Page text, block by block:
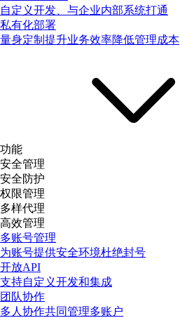
自定义开发、与企业内部系统打通
私有化部署
量身定制提升业务效率降低管理成本
功能
安全管理
安全防护
权限管理
多样代理
高效管理
多账号管理
为账号提供安全环境杜绝封号
开放API
支持自定义开发和集成
团队协作
多人协作共同管理多账户